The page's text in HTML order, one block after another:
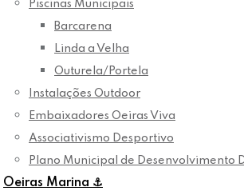
Piscinas Municipais
Barcarena
Linda a Velha
Outurela/Portela
Instalações Outdoor
Embaixadores Oeiras Viva
Associativismo Desportivo
Plano Municipal de Desenvolvimento
Oeiras Marina ⚓